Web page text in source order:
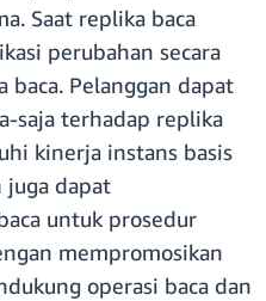
Saat replika baca
perubahan secara
Pelanggan dapat
saja terhadap replika
kinerja instans basis
juga dapat
untuk prosedur
mempromosikan
operasi baca dan